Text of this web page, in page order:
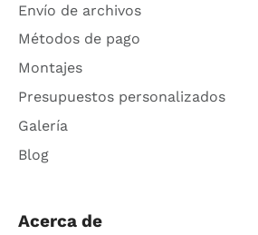
Envío de archivos
Métodos de pago
Montajes
Presupuestos personalizados
Galería
Blog
Acerca de